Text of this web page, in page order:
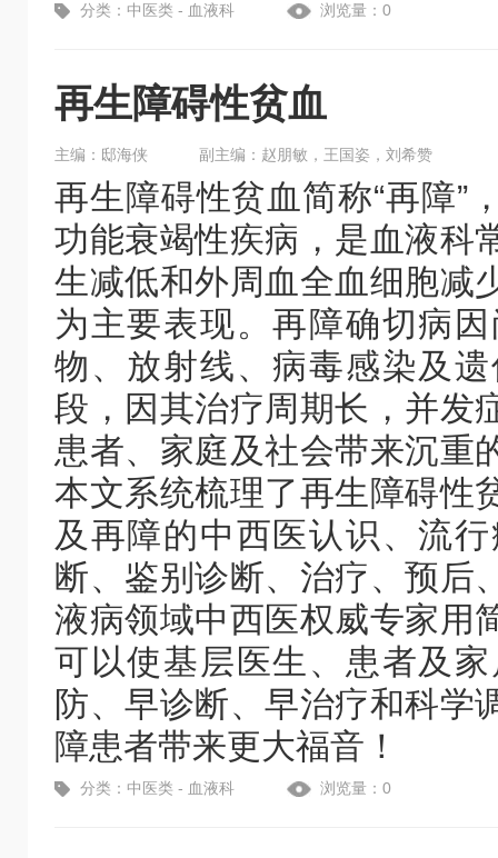
分类：中医类 - 血液科 浏览量：0
再生障碍性贫血
主编：邸海侠 副主编：赵朋敏，王国姿，刘希赞
再生障碍性贫血简称“再障”
功能衰竭性疾病，是血液科
生减低和外周血全血细胞减
为主要表现。再障确切病
物、放射线、病毒感染及
段，因其治疗周期长，并发
患者、家庭及社会带来沉重
本文系统梳理了再生障碍性
及再障的中西医认识、流
断、鉴别诊断、治疗、预后
液病领域中西医权威专家用
可以使基层医生、患者及
防、早诊断、早治疗和科学
障患者带来更大福音！
分类：中医类 - 血液科 浏览量：0